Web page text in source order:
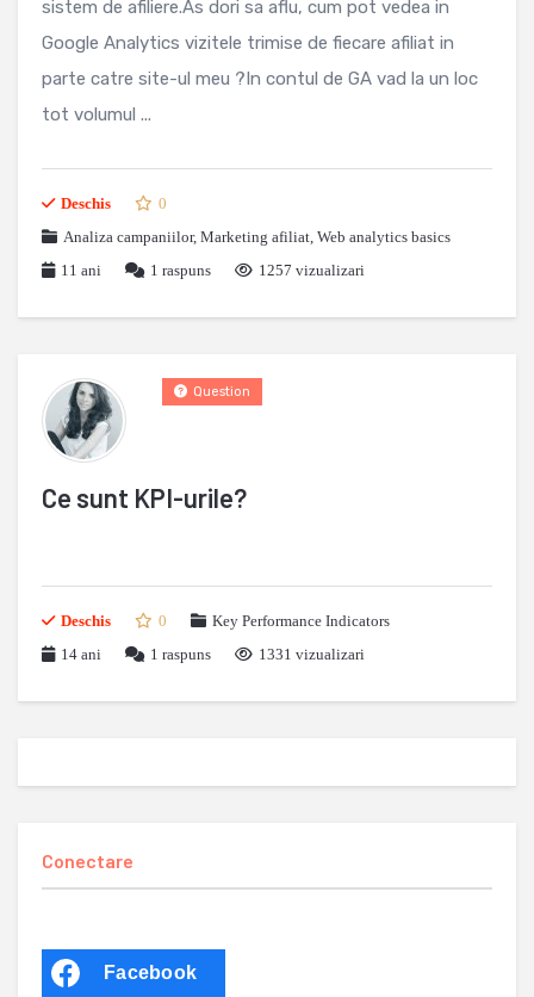
sistem de afiliere.As dori sa aflu, cum pot vedea in
Google Analytics vizitele trimise de fiecare afiliat in
parte catre site-ul meu ?In contul de GA vad la un loc
tot volumul ...
Deschis
0
Analiza campaniilor, Marketing afiliat, Web analytics basics
11 ani
1 raspuns 1257 vizualizari
Ce sunt KPI-urile?
Question
Deschis 0
Key Performance Indicators
14 ani
1 raspuns 1331 vizualizari
Conectare
Facebook